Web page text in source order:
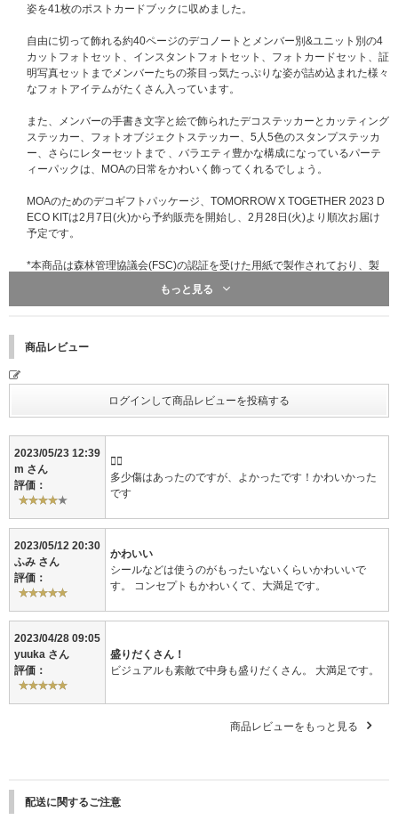
姿を41枚のポストカードブックに収めました。
自由に切って飾れる約40ページのデコノートとメンバー別&ユニット別の4
カットフォトセット、インスタントフォトセット、フォトカードセット、証
明写真セットまでメンバーたちの茶目っ気たっぷりな姿が詰め込まれた様々
なフォトアイテムがたくさん入っています。
また、メンバーの手書き文字と絵で飾られたデコステッカーとカッティング
ステッカー、フォトオブジェクトステッカー、5人5色のスタンプステッカ
ー、さらにレターセットまで 、バラエティ豊かな構成になっているパーテ
ィーパックは、MOAの日常をかわいく飾ってくれるでしょう。
MOAのためのデコギフトパッケージ、TOMORROW X TOGETHER 2023 D
ECO KITは2月7日(火)から予約販売を開始し、2月28日(火)より順次お届け
予定です。
*本商品は森林管理協議会(FSC)の認証を受けた用紙で製作されており、製
品の印刷には自然分解されやすい大豆油インキが使用されています。
ませんので、傷や汚れを理由にした商品の返品・交換はお受けいたしかねま
1. POSTCARD BOOK
2. DECO NOTE
Size: 130x185mm, 40ページ
3. PHOTO SET
3-1. 4-CUT PHOTO
[UNIT] Size: 152x102mm, 2枚 1SET
3-2. INSTANT PHOTO, 9枚 1SET
Size: 54x86mm
[PHOTOCARD] Size: 54x86mm, 5枚 1SET
[ENVELOPE] Size: 70x100mm
3-4. ID PHOTO
[ID PHOTO] Size: 30x40mm, 5枚 1SET
[ENVELOPE] Size: 60x90mm
4-3. STAMP STICKER
Size: 50x150mm, 5枚 1SET
もっと見る
商品レビュー
2023/05/23 12:39
m さん
評価：
👍🏻
多少傷はあったのですが、よかったです！かわいかった
です
2023/05/12 20:30
ふみ さん
評価：
かわいい
シールなどは使うのがもったいないくらいかわいいで
す。 コンセプトもかわいくて、大満足です。
2023/04/28 09:05
yuuka さん
評価：
盛りだくさん！
ビジュアルも素敵で中身も盛りだくさん。 大満足です。
商品レビューをもっと見る
配送に関するご注意